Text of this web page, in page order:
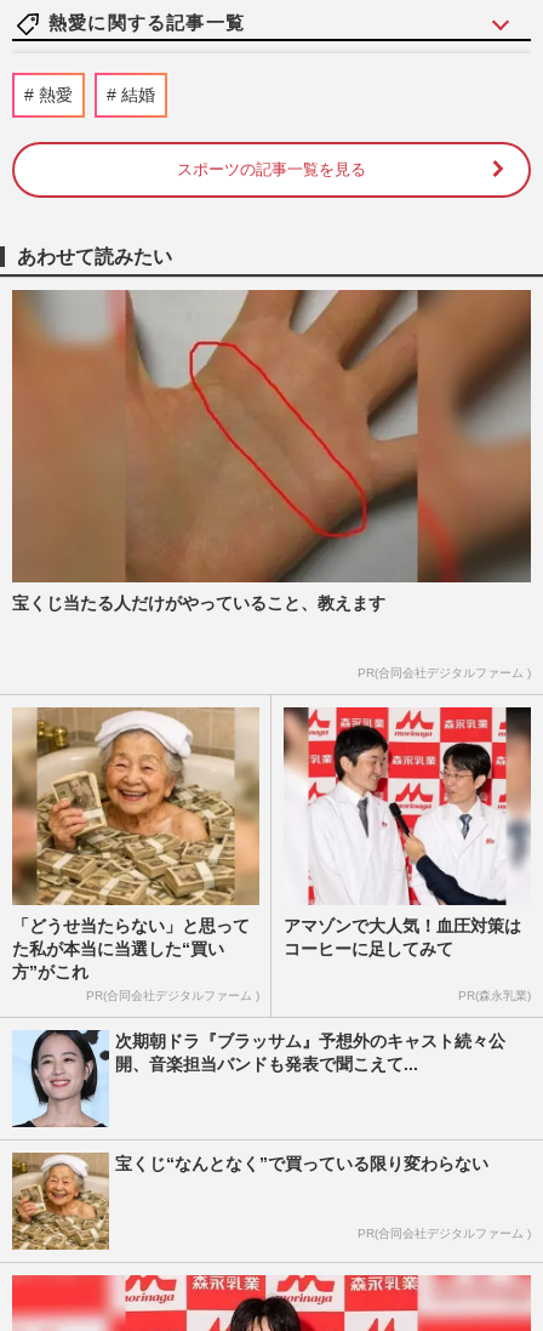
熱愛に関する記事一覧
『週刊女性』編集部 2026/8/7
実と熱愛報道！下半身強調の「過激すぎる
三角水着」公開でネット…
週刊女性PRIME
村重杏奈が熱愛！ お相手は人気DJ兼モデ
ル・井上ヤマト《2026年8月Choice》
『週刊女性』編集部
なにわ男子・長尾謙杜、三上悠亜の次は稲
垣莉生との熱愛報道でインスタ“裏アカ”流
出か「プロ意識ない」フ…
『週刊女性』編集部 2026/8/6
板倉滉の“熱愛報道”は「祝福コメントだら
け」同性人気の高さと“…
『週刊女性』編集部 2026/8/4
熱愛 結婚
スポーツの記事一覧を見る
あわせて読みたい
宝くじ当たる人だけがやっていること、教えます
PR(合同会社デジタルファーム )
「どうせ当たらない」と思って
た私が本当に当選した“買い
方”がこれ
PR(合同会社デジタルファーム )
アマゾンで大人気！血圧対策は
コーヒーに足してみて
PR(森永乳業)
次期朝ドラ『ブラッサム』予想外のキャスト続々公
開、音楽担当バンドも発表で聞こえて...
宝くじ“なんとなく”で買っている限り変わらない
PR(合同会社デジタルファーム )